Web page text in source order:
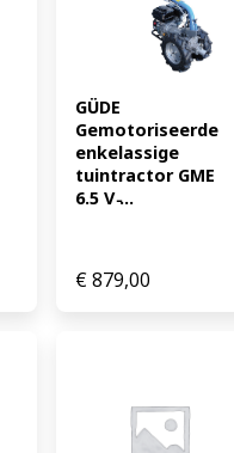
GÜDE
Gemotoriseerde
enkelassige
tuintractor GME
6.5 V ̵...
€879,00